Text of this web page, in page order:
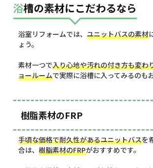
浴槽の素材にこだわるなら
浴室リフォームでは、 ユニットバスの素材
ょう。
素材一つで入り心地や汚れの付き方も変わ
ョールームで実際に浴槽に入ってみるのも
樹脂素材のFRP
手頃な価格で耐久性があるユニットバスを
合は、 樹脂素材のFRPがおすすめです。